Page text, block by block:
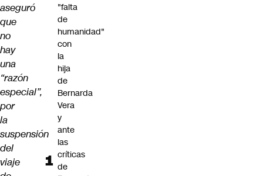
aseguró
que
no
hay
una
“razón
especial”,
por
la
suspensión
del
viaje
"falta
de
humanidad"
con
la
hija
de
Bernarda
Vera
y
ante
las
críticas
de